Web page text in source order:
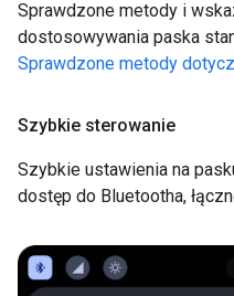
Sprawdzone metody i
dostosowywania paska
Sprawdzone metody
Szybkie sterowanie
Szybkie ustawienia na
dostęp do Bluetootha,